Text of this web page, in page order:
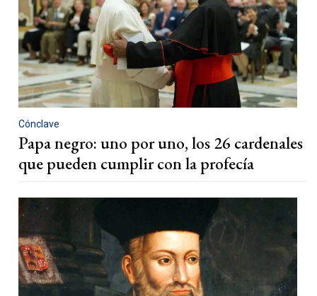
Cónclave
Papa negro: uno por uno, los 26 cardenales
que pueden cumplir con la profecía